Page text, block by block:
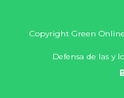
Copyright Green Online
Defensa de las y